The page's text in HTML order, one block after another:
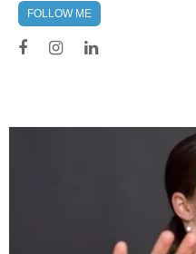
FOLLOW ME